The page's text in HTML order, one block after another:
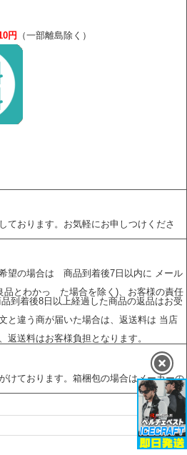
円 （一部離島除く）
ております。お気軽にお申しつけくださ
望の場合は 商品到着後7日以内に メール
品とわかっ た場合を除く)、お客様の責任
到着後8日以上経過した商品の返品はお受
と違う商が届いた場合は、返送料は 当店
送料はお客様負担となります。
けております。箱梱包の場合はメーカーの